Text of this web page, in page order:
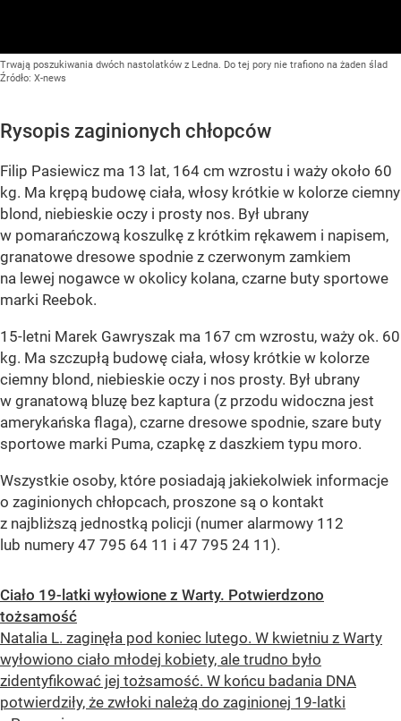
Trwają poszukiwania dwóch nastolatków z Ledna. Do tej pory nie trafiono na żaden ślad
Źródło: X-news
Rysopis zaginionych chłopców
Filip Pasiewicz ma 13 lat, 164 cm wzrostu i waży około 60
kg. Ma krępą budowę ciała, włosy krótkie w kolorze ciemny
blond, niebieskie oczy i prosty nos. Był ubrany
w pomarańczową koszulkę z krótkim rękawem i napisem,
granatowe dresowe spodnie z czerwonym zamkiem
na lewej nogawce w okolicy kolana, czarne buty sportowe
marki Reebok.
15-letni Marek Gawryszak ma 167 cm wzrostu, waży ok. 60
kg. Ma szczupłą budowę ciała, włosy krótkie w kolorze
ciemny blond, niebieskie oczy i nos prosty. Był ubrany
w granatową bluzę bez kaptura (z przodu widoczna jest
amerykańska flaga), czarne dresowe spodnie, szare buty
sportowe marki Puma, czapkę z daszkiem typu moro.
Wszystkie osoby, które posiadają jakiekolwiek informacje
o zaginionych chłopcach, proszone są o kontakt
z najbliższą jednostką policji (numer alarmowy 112
lub numery 47 795 64 11 i 47 795 24 11).
Ciało 19-latki wyłowione z Warty. Potwierdzono
tożsamość
Natalia L. zaginęła pod koniec lutego. W kwietniu z Warty
wyłowiono ciało młodej kobiety, ale trudno było
zidentyfikować jej tożsamość. W końcu badania DNA
potwierdziły, że zwłoki należą do zaginionej 19-latki